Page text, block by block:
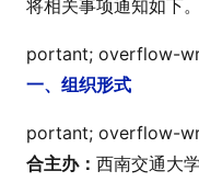
将相关事项通知如下。
portant; overflow-
一、组织形式
portant; overflow-
合主办： 西南交通大学